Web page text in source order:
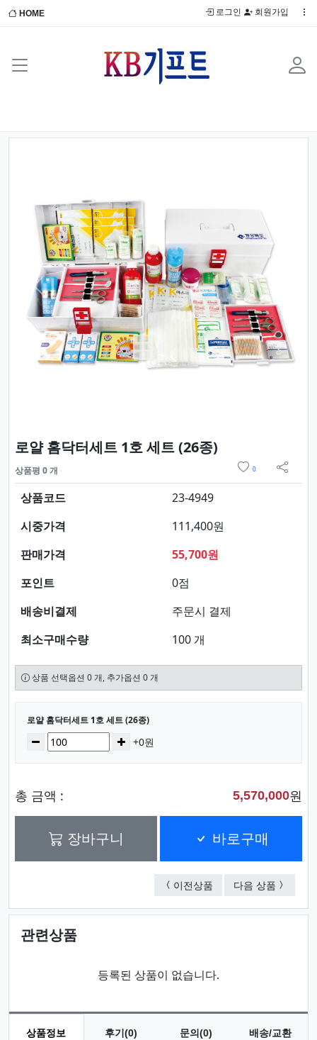
HOME 로그인 회원가입
Previous
로얄 홈닥터세트 1호 세트 (26종)
상품평 0 개 0
sns 공
상품코드
23-4949
시중가격
111,400원
판매가격
55,700원
포인트
0점
배송비결제
주문시 결제
최소구매수량
100 개
상품 선택옵션 0 개, 추가옵션 0 개
선택된 옵션
로얄 홈닥터세트 1호 세트 (26종)
수량감소 증가+0원
총 금액 : 5,570,000원
장바구니 바로구매
이전상품 로얄 홈닥터세트 1호
다음 상품 로얄 홈
관련상품
등록된 상품이 없습니다.
상품정보 후기(0) 문의(0) 배송/교환